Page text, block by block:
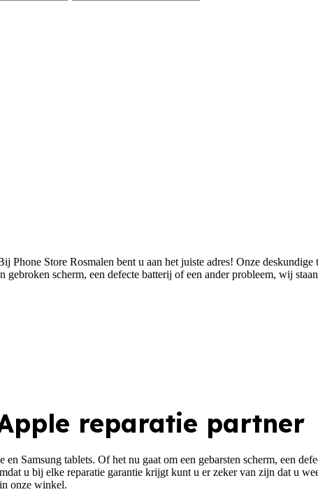
Store Rosmalen bent u aan het juiste adres! Onze
scherm, een defecte batterij of een ander probleem, wij
reparatie partner
Samsung tablets. Of het nu gaat om een gebarsten scherm, een
u bij elke reparatie garantie krijgt kunt u er zeker van zijn dat u
onze winkel.